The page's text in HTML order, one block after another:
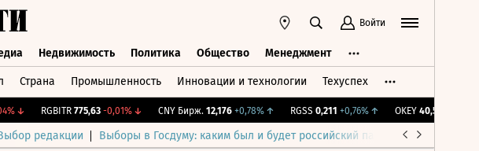
Войти
Недвижимость Политика Общество Менеджмент
Страна Промышленность Инновации и технологии Техуспех
↓ RGBITR 775,63 -0,01%↓ CNY Бирж. 12,176 +0,78%↑ RGSS 0,211 +0,76%↑ OKEY 40,59
редакции Выборы в Госдуму: каким был и будет российский парламент